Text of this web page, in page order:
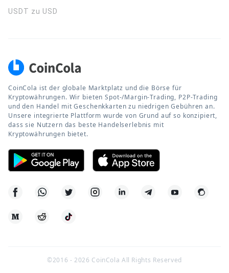
USDT zu USD
CoinCola ist der globale Marktplatz und die Börse für
Kryptowährungen. Wir bieten Spot-/Margin-Trading, P2P-Trading
und den Handel mit Geschenkkarten zu niedrigen Gebühren an.
Unsere integrierte Plattform wurde von Grund auf so konzipiert,
dass sie Nutzern das beste Handelserlebnis mit
Kryptowährungen bietet.
©2016 -2026 CoinCola All Rights Reserved